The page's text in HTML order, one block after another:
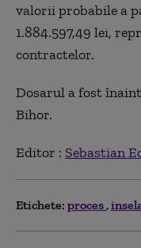
valorii probabile a
1.884.597,49 lei,
contractelor.
Dosarul a fost
Bihor.
Editor : Sebastian
Etichete: proces